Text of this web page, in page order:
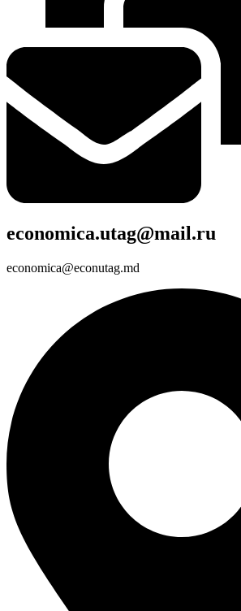
economica.utag@mail.ru
economica@econutag.md